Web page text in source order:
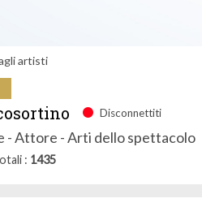
artisti
Disconnettiti
- Attore - Arti dello spettacolo
1435